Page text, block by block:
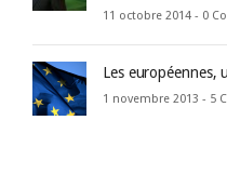
11 octobre 2014 - 0
Les européennes,
1 novembre 2013 - 5